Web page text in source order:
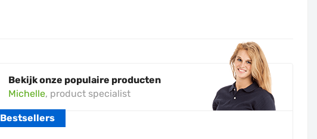
Bekijk onze populaire producten
Michelle, product specialist
Bestsellers